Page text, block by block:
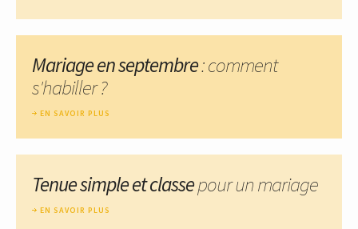
Mariage en septembre: comment
s'habiller ?
EN SAVOIR PLUS
Tenue simple et classepour un mariage
EN SAVOIR PLUS